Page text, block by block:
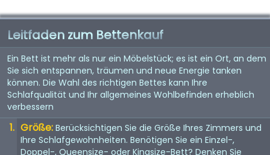
Leitfaden zum Bettenkauf
Ein Bett ist mehr als nur ein Möbelstück; es ist ein Ort, an dem
Sie sich entspannen, träumen und neue Energie tanken
können. Die Wahl des richtigen Bettes kann Ihre
Schlafqualität und Ihr allgemeines Wohlbefinden erheblich
verbessern
Größe: Berücksichtigen Sie die Größe Ihres Zimmers und
Ihre Schlafgewohnheiten. Benötigen Sie ein Einzel-,
Doppel-, Queensize- oder Kingsize-Bett? Denken Sie